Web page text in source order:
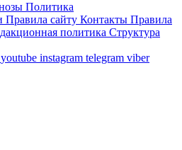
Политика
Правила сайту Контакты Правила
политика Структура
youtube instagram telegram viber